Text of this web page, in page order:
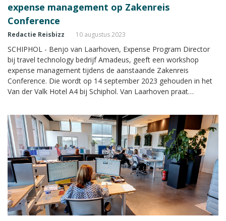
expense management op Zakenreis
Conference
Redactie Reisbizz 10 augustus 2023
SCHIPHOL - Benjo van Laarhoven, Expense Program Director
bij travel technology bedrijf Amadeus, geeft een workshop
expense management tijdens de aanstaande Zakenreis
Conference. Die wordt op 14 september 2023 gehouden in het
Van der Valk Hotel A4 bij Schiphol. Van Laarhoven praat
kosten- en uitgavenbeheersing binnen het zakenreizen.